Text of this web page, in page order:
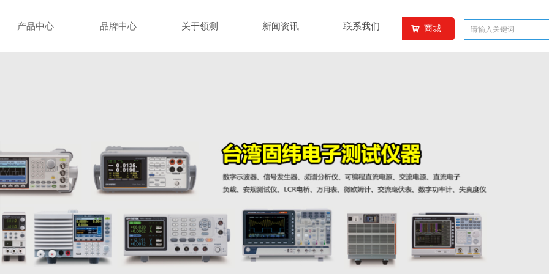
낙 商城
关于领测 新闻资讯 联系我们
产品中心 品牌中心